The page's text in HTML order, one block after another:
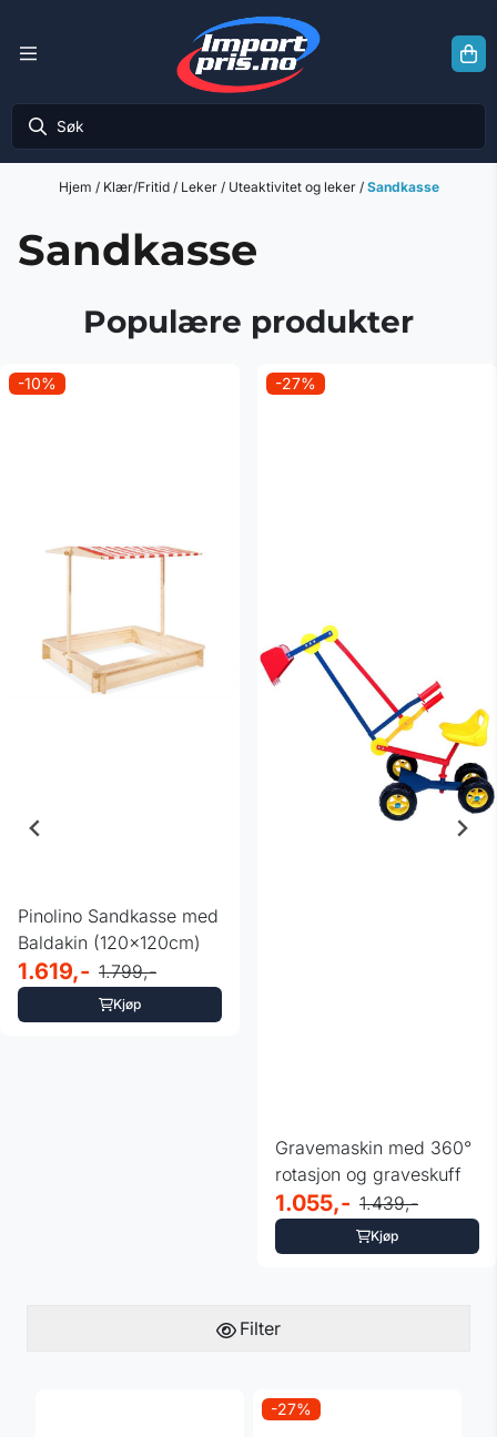
Hjem / Klær/Fritid / Leker / Uteaktivitet og leker / Sandkasse
Sandkasse
Populære produkter
-10%
Pinolino Sandkasse med
Baldakin (120x120cm)
1.619,- 1.799,-
Kjøp
-27%
Gravemaskin med 360°
rotasjon og graveskuff
1.055,- 1.439,-
Kjøp
Filter
-27%